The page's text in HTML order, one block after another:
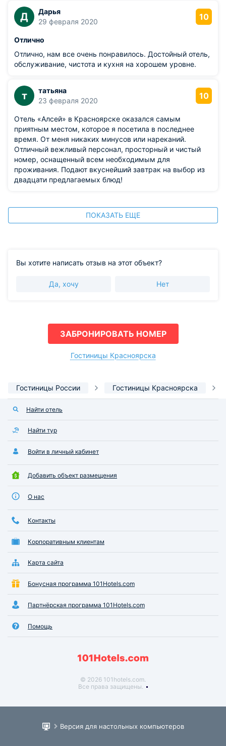
Д
Дарья
29 февраля 2020
10
Отлично
Отлично, нам все очень понравилось. Достойный отель,
обслуживание, чистота и кухня на хорошем уровне.
т
татьяна
23 февраля 2020
10
Отель «Алсей» в Красноярске оказался самым
приятным местом, которое я посетила в последнее
время. От меня никаких минусов или нареканий.
Отличный вежливый персонал, просторный и чистый
номер, оснащенный всем необходимым для
проживания. Подают вкуснейший завтрак на выбор из
двадцати предлагаемых блюд!
ПОКАЗАТЬ ЕЩЕ
Вы хотите написать отзыв на этот объект?
Да, хочу Нет
ЗАБРОНИРОВАТЬ НОМЕР
Гостиницы Красноярска
Гостиницы России Гостиницы Красноярска
Найти отель
Найти тур
Войти в личный кабинет
Добавить объект размещения
О нас
Контакты
Корпоративным клиентам
Карта сайта
Бонусная программа 101Hotels.com
Партнёрская программа 101Hotels.com
Помощь
© 2026 101hotels.com.
Все права защищены.
Версия для настольных компьютеров